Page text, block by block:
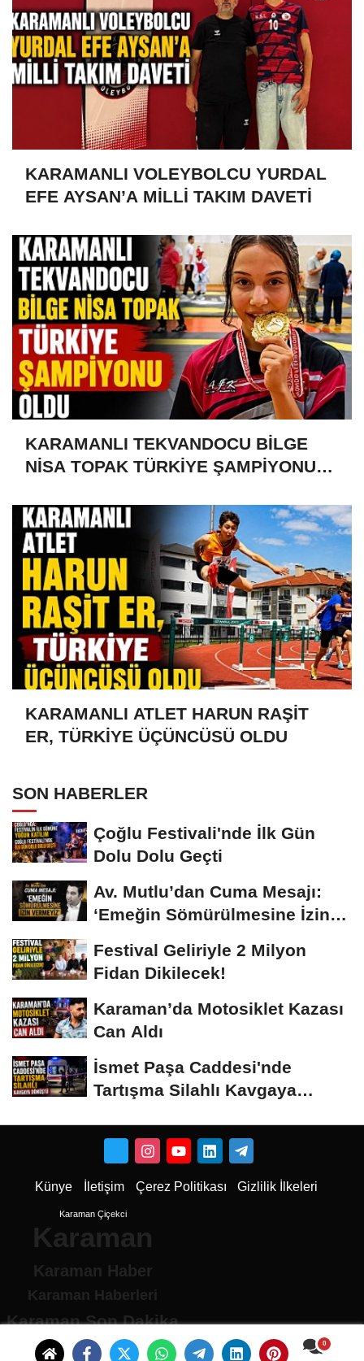
KARAMANLI VOLEYBOLCU YURDAL
EFE AYSAN’A MİLLİ TAKIM DAVETİ
KARAMANLI TEKVANDOCU BİLGE
NİSA TOPAK TÜRKİYE ŞAMPİYONU
KARAMANLI ATLET HARUN RAŞİT
ER, TÜRKİYE ÜÇÜNCÜSÜ OLDU
SON HABERLER
Çoğlu Festivali'nde İlk Gün
Dolu Dolu Geçti
Av. Mutlu’dan Cuma Mesajı:
‘Emeğin Sömürülmesine İzin
Festival Geliriyle 2 Milyon
Fidan Dikilecek!
Karaman’da Motosiklet Kazası
Can Aldı
İsmet Paşa Caddesi'nde
Tartışma Silahlı Kavgaya
Künye İletişim Çerez Politikası Gizlilik İlkeleri
Karaman Çiçekci
Karaman
Karaman Haber
Karaman Haberleri
Karaman Son Dakika
Karaman son dakika Haberleri